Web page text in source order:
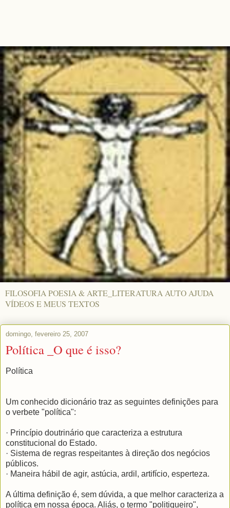
FILOSOFIA POESIA & ARTE_LITERATURA AUTO AJUDA
VÍDEOS E MEUS TEXTOS
domingo, fevereiro 25, 2007
Política _O que é isso?
Política
Um conhecido dicionário traz as seguintes definições para
o verbete "política":
· Princípio doutrinário que caracteriza a estrutura
constitucional do Estado.
· Sistema de regras respeitantes à direção dos negócios
públicos.
· Maneira hábil de agir, astúcia, ardil, artifício, esperteza.
A última definição é, sem dúvida, a que melhor caracteriza a
política em nossa época. Aliás, o termo "politiqueiro",